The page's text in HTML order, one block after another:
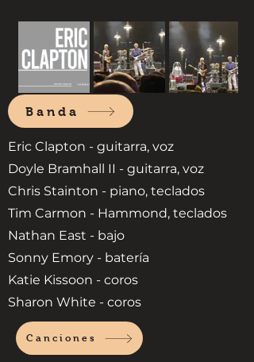
Banda
Eric Clapton - guitarra, voz
Doyle Bramhall II - guitarra, voz
Chris Stainton - piano, teclados
Tim Carmon - Hammond, teclados
Nathan East - bajo
Sonny Emory - batería
Katie Kissoon - coros
Sharon White - coros
Canciones